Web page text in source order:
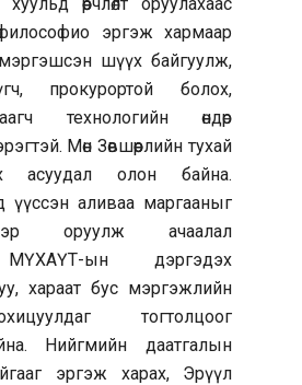
эргэж хармаар
шүүх байгуулж,
прокурортой болох,
технологийн өндөр
Мөн Зөвшөөрлийн тухай
асуудал олон байна.
үүссэн аливаа маргааныг
оруулж ачаалал
МҮХАҮТ-ын дэргэдэх
хараат бус мэргэжлийн
тогтолцоог
Нийгмийн даатгалын
эргэж харах, Эрүүл